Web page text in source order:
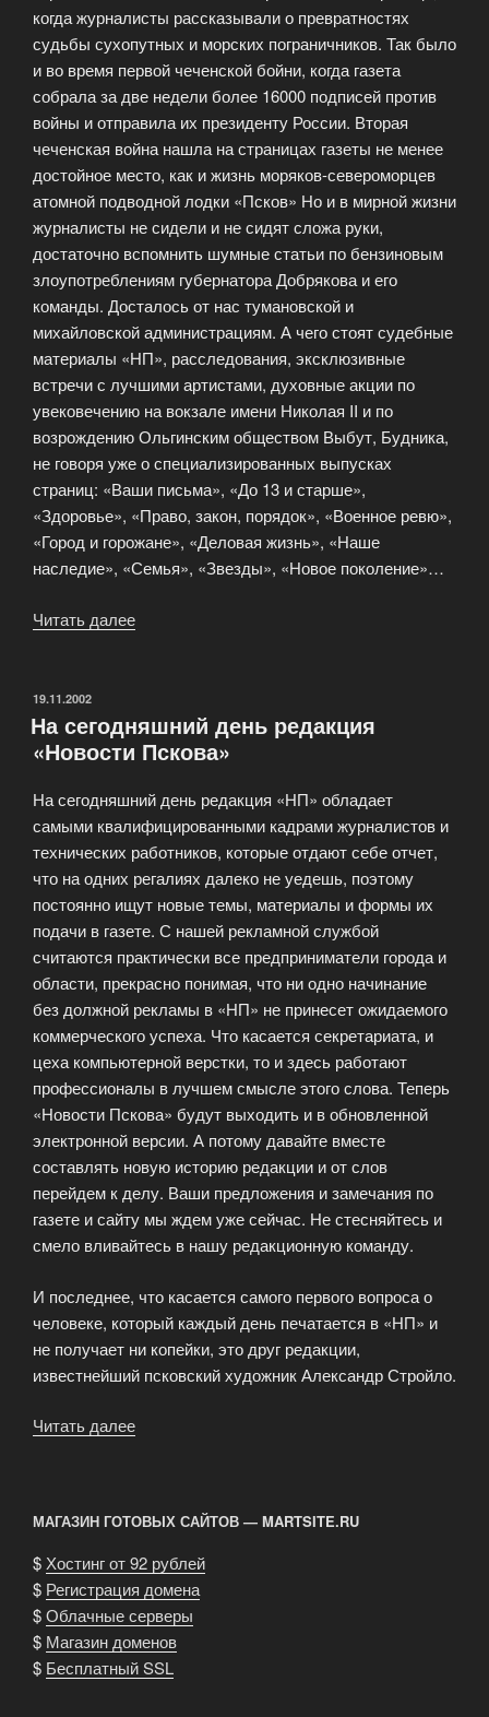
когда журналисты рассказывали о превратностях
судьбы сухопутных и морских пограничников. Так было
и во время первой чеченской бойни, когда газета
собрала за две недели более 16000 подписей против
войны и отправила их президенту России. Вторая
чеченская война нашла на страницах газеты не менее
достойное место, как и жизнь моряков-североморцев
атомной подводной лодки «Псков» Но и в мирной жизни
журналисты не сидели и не сидят сложа руки,
достаточно вспомнить шумные статьи по бензиновым
злоупотреблениям губернатора Добрякова и его
команды. Досталось от нас тумановской и
михайловской администрациям. А чего стоят судебные
материалы «НП», расследования, эксклюзивные
встречи с лучшими артистами, духовные акции по
увековечению на вокзале имени Николая II и по
возрождению Ольгинским обществом Выбут, Будника,
не говоря уже о специализированных выпусках
страниц: «Ваши письма», «До 13 и старше»,
«Здоровье», «Право, закон, порядок», «Военное ревю»,
«Город и горожане», «Деловая жизнь», «Наше
наследие», «Семья», «Звезды», «Новое поколение»…
Читать далее
ОПУБЛИКОВАНО
19.11.2002
На сегодняшний день редакция
«Новости Пскова»
На сегодняшний день редакция «НП» обладает
самыми квалифицированными кадрами журналистов и
технических работников, которые отдают себе отчет,
что на одних регалиях далеко не уедешь, поэтому
постоянно ищут новые темы, материалы и формы их
подачи в газете. С нашей рекламной службой
считаются практически все предприниматели города и
области, прекрасно понимая, что ни одно начинание
без должной рекламы в «НП» не принесет ожидаемого
коммерческого успеха. Что касается секретариата, и
цеха компьютерной верстки, то и здесь работают
профессионалы в лучшем смысле этого слова. Теперь
«Новости Пскова» будут выходить и в обновленной
электронной версии. А потому давайте вместе
составлять новую историю редакции и от слов
перейдем к делу. Ваши предложения и замечания по
газете и сайту мы ждем уже сейчас. Не стесняйтесь и
смело вливайтесь в нашу редакционную команду.
И последнее, что касается самого первого вопроса о
человеке, который каждый день печатается в «НП» и
не получает ни копейки, это друг редакции,
известнейший псковский художник Александр Стройло.
Читать далее
«Новости
Пскова»»
МАГАЗИН ГОТОВЫХ САЙТОВ — MARTSITE.RU
$Хостинг от 92 рублей
$ Регистрация домена
$Облачные серверы
$ Магазин доменов
$ Бесплатный SSL